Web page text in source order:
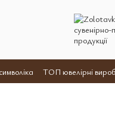
ТОП ювелірні